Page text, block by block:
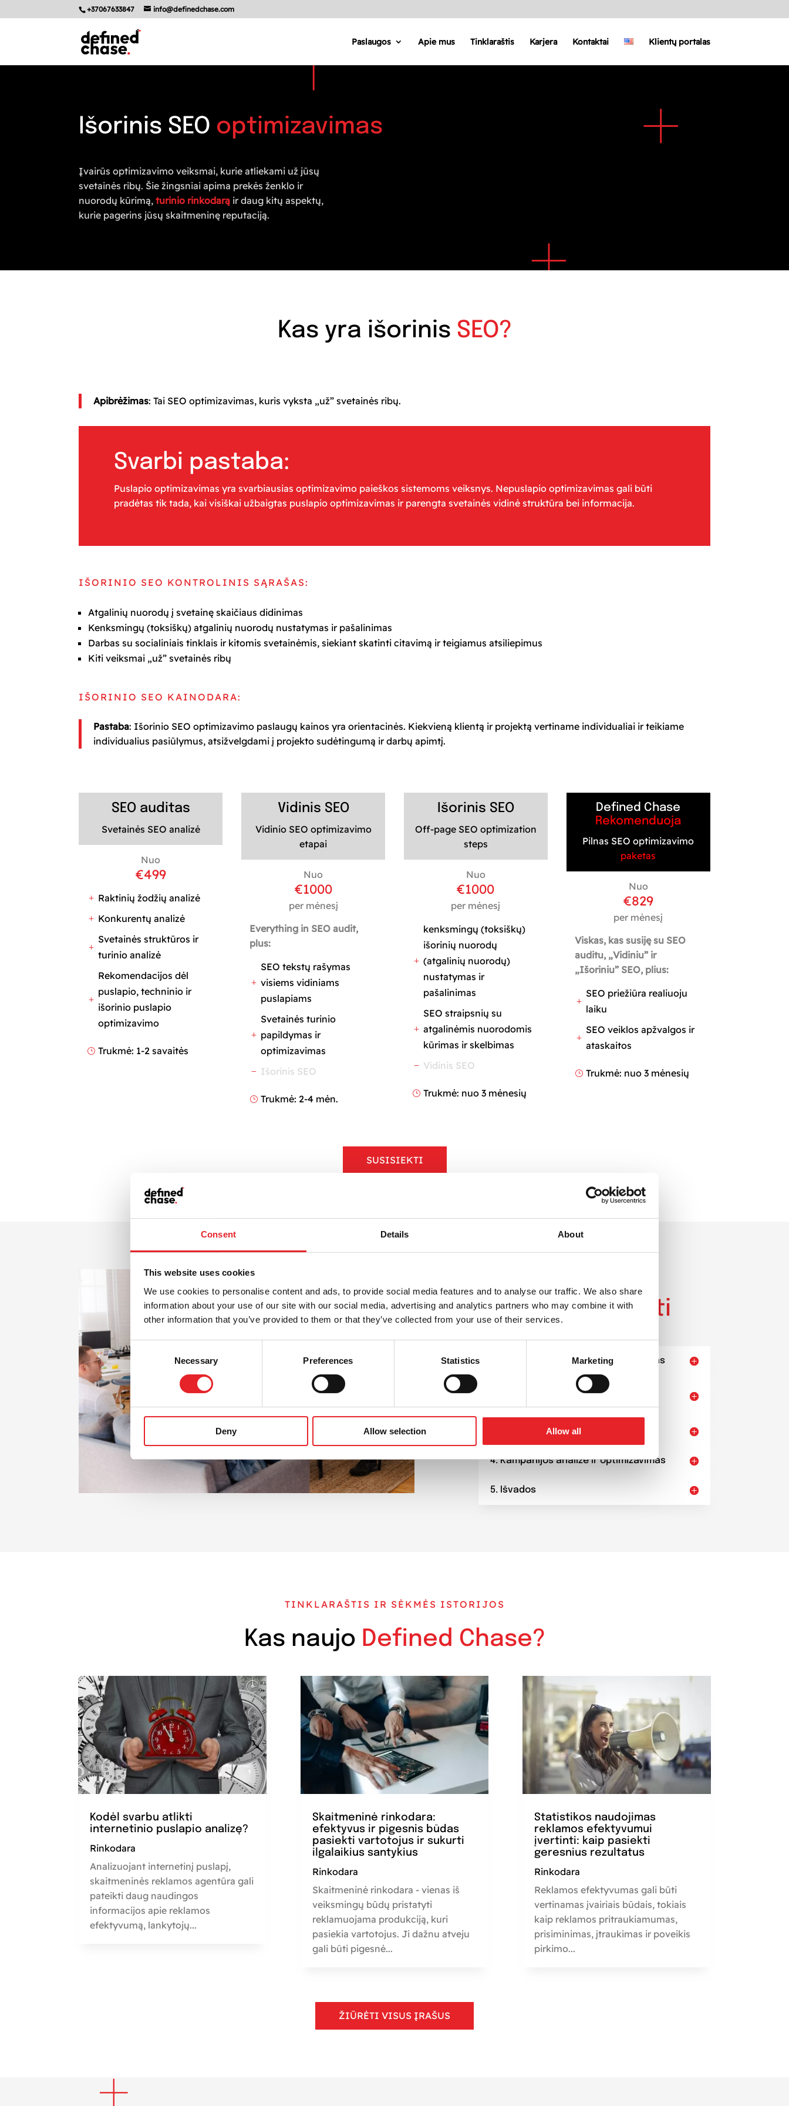
Consent Details About
This website uses cookies
We use cookies to personalise content and ads, to provide social media features and to analyse our traffic. We also share
information about your use of our site with our social media, advertising and analytics partners who may combine it with
other information that you’ve provided to them or that they’ve collected from your use of their services.
Consent
Selection
Necessary Preferences Statistics Marketing
Deny Allow selection Allow all
+37067633847 info@definedchase.com
Paslaugos Apie mus Tinklaraštis Karjera Kontaktai Klientų portalas
Išorinis SEO optimizavimas
Įvairūs optimizavimo veiksmai, kurie atliekami už jūsų
svetainės ribų. Šie žingsniai apima prekės ženklo ir
nuorodų kūrimą,turinio rinkodarą ir daug kitų aspektų,
kurie pagerins jūsų skaitmeninę reputaciją.
Kas yra išorinis SEO?
Apibrėžimas: Tai SEO optimizavimas, kuris vyksta „už” svetainės ribų.
Svarbi pastaba:
Puslapio optimizavimas yra svarbiausias optimizavimo paieškos sistemoms veiksnys. Nepuslapio optimizavimas gali būti
pradėtas tik tada, kai visiškai užbaigtas puslapio optimizavimas ir parengta svetainės vidinė struktūra bei informacija.
IŠORINIO SEO KONTROLINIS SĄRAŠAS:
Atgalinių nuorodų į svetainę skaičiaus didinimas
Kenksmingų (toksiškų) atgalinių nuorodų nustatymas ir pašalinimas
Darbas su socialiniais tinklais ir kitomis svetainėmis, siekiant skatinti citavimą ir teigiamus atsiliepimus
Kiti veiksmai „už” svetainės ribų
IŠORINIO SEO KAINODARA:
Pastaba: Išorinio SEO optimizavimo paslaugų kainos yra orientacinės. Kiekvieną klientą ir projektą vertiname individualiai ir teikiame
individualius pasiūlymus, atsižvelgdami į projekto sudėtingumą ir darbų apimtį.
SEO auditas
Svetainės SEO analizė
Nuo
€499
L Raktinių žodžių analizė
L Konkurentų analizė
L
Svetainės struktūros ir
turinio analizė
L
Rekomendacijos dėl
puslapio, techninio ir
išorinio puslapio
optimizavimo
} Trukmė: 1-2 savaitės
Vidinis SEO
Vidinio SEO optimizavimo
etapai
Nuo
€1000
per mėnesį
Everything in SEO audit,
plus:
L
SEO tekstų rašymas
visiems vidiniams
puslapiams
L
Svetainės turinio
papildymas ir
optimizavimas
K Išorinis SEO
} Trukmė: 2-4 mėn.
Išorinis SEO
Off-page SEO optimization
steps
Nuo
€1000
per mėnesį
L
kenksmingų (toksiškų)
išorinių nuorodų
(atgalinių nuorodų)
nustatymas ir
pašalinimas
L
SEO straipsnių su
atgalinėmis nuorodomis
kūrimas ir skelbimas
K Vidinis SEO
} Trukmė: nuo 3 mėnesių
Defined Chase
Rekomenduoja
Pilnas SEO optimizavimo
paketas
Nuo
€829
per mėnesį
Viskas, kas susiję su SEO
auditu, „Vidiniu” ir
„Išoriniu” SEO, plius:
L
SEO priežiūra realiuoju
laiku
L
SEO veiklos apžvalgos ir
ataskaitos
} Trukmė: nuo 3 mėnesių
SUSISIEKTI
Pradėkimedirbti
1. Susipažinimas su jumis / Planavimas
2. Kūrybinės medžiagos ir techninės
3. Komunikacijos pradžia
4. Kampanijos analizė ir optimizavimas
5. Išvados
TINKLARAŠTIS IR SĖKMĖS ISTORIJOS
Kas naujo Defined Chase?
Kodėl svarbu atlikti
internetinio puslapio analizę?
Rinkodara
Analizuojant internetinį puslapį,
skaitmeninės reklamos agentūra gali
pateikti daug naudingos
informacijos apie reklamos
efektyvumą, lankytojų...
Skaitmeninė rinkodara:
efektyvus ir pigesnis būdas
pasiekti vartotojus ir sukurti
ilgalaikius santykius
Rinkodara
Skaitmeninė rinkodara - vienas iš
veiksmingų būdų pristatyti
reklamuojama produkciją, kuri
pasiekia vartotojus. Ji dažnu atveju
gali būti pigesnė...
Statistikos naudojimas
reklamos efektyvumui
įvertinti: kaip pasiekti
geresnius rezultatus
Rinkodara
Reklamos efektyvumas gali būti
vertinamas įvairiais būdais, tokiais
kaip reklamos pritraukiamumas,
prisiminimas, įtraukimas ir poveikis
pirkimo...
ŽIŪRĖTI VISUS ĮRAŠUS